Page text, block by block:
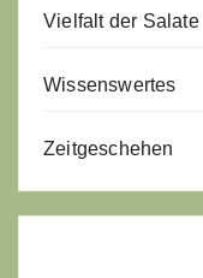
Vielfalt der Salate
Wissenswertes
Zeitgeschehen